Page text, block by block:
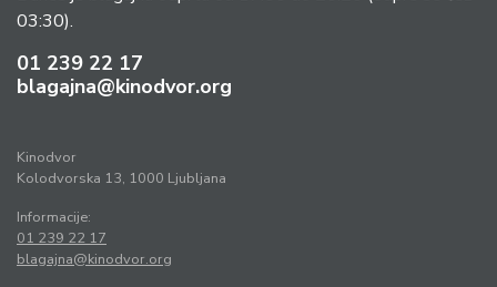
03:30).
01 239 22 17
blagajna@kinodvor.org
Kinodvor
Kolodvorska 13, 1000 Ljubljana
Informacije:
01 239 22 17
blagajna@kinodvor.org